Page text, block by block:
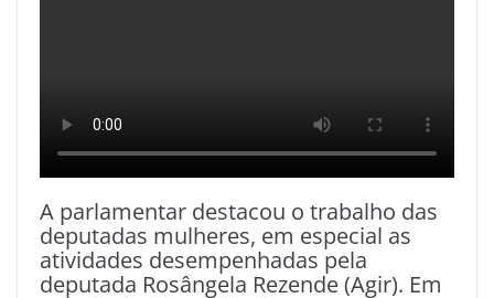
A parlamentar destacou o trabalho das
deputadas mulheres, em especial as
atividades desempenhadas pela
deputada Rosângela Rezende (Agir). Em